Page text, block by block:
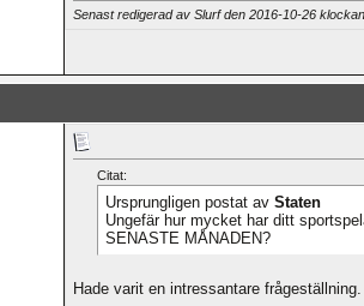
Senast redigerad av Slurf den 2016-10-26
Citat:
Ursprungligen postat av Staten
Ungefär hur mycket har ditt
SENASTE MÅNADEN?
Hade varit en intressantare frågeställning.